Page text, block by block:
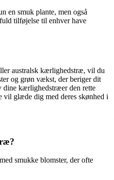
en smuk plante, men også
tilføjelse til enhver have
australsk kærlighedstræ, vil du
og grøn vækst, der beriger dit
dine kærlighedstræer den rette
vil glæde dig med deres skønhed i
smukke blomster, der ofte